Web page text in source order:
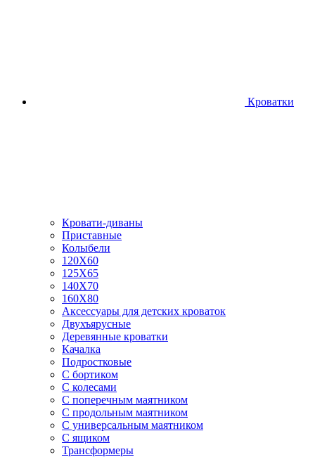
Кроватки
Кровати-диваны
Приставные
Колыбели
120Х60
125X65
140Х70
160Х80
Аксессуары для детских кроваток
Двухъярусные
Деревянные кроватки
Качалка
Подростковые
С бортиком
С колесами
С поперечным маятником
С продольным маятником
С универсальным маятником
С ящиком
Трансформеры